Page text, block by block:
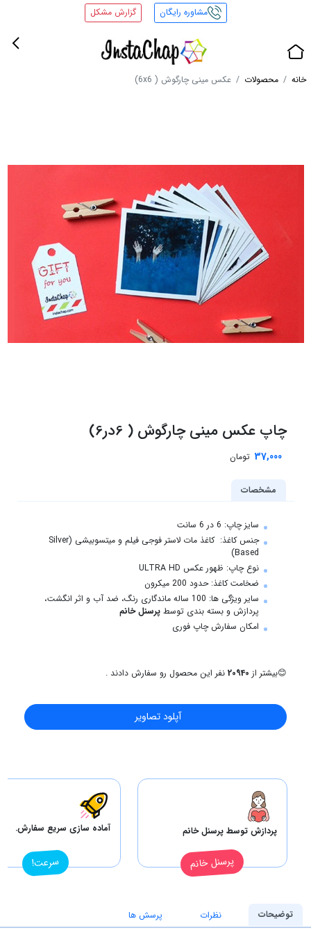
مشاوره رایگان گزارش مشکل
خانه محصولات عکس مینی چارگوش ( 6x6)
چاپ عکس مینی چارگوش ( 6در6)
37,000 تومان
مشخصات
سایز چاپ: 6 در 6 سانت
جنس کاغذ: کاغذ مات لاستر فوجی فیلم و میتسوبیشی (Silver
Based)
نوع چاپ: ظهور عکس ULTRA HD
ضخامت کاغذ: حدود 200 میکرون
سایر ویژگی ها: 100 ساله ماندگاری رنگ، ضد آب و اثر انگشت،
پردازش و بسته بندی توسط پرسنل خانم
امکان سفارش چاپ فوری
😊بیشتر از 20940 نفر این محصول رو سفارش دادند .
آپلود تصاویر
پردازش توسط پرسنل خانم
پرسنل خانم
آماده سازی سریع سفارش.
سرعت!
توضیحات نظرات پرسش ها